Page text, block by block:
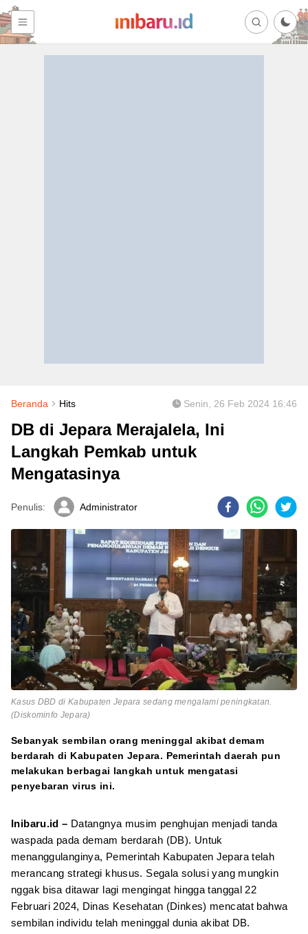
Beranda Hits Senin, 26 Feb 2024 16:46
DB di Jepara Merajalela, Ini
Langkah Pemkab untuk
Mengatasinya
Penulis: Administrator
Kasus DBD di Kabupaten Jepara sedang mengalami peningkatan.
(Diskominfo Jepara)
Sebanyak sembilan orang meninggal akibat demam
berdarah di Kabupaten Jepara. Pemerintah daerah pun
melakukan berbagai langkah untuk mengatasi
penyebaran virus ini.
Inibaru.id – Datangnya musim penghujan menjadi tanda
waspada pada demam berdarah (DB). Untuk
menanggulanginya, Pemerintah Kabupaten Jepara telah
merancang strategi khusus. Segala solusi yang mungkin
nggak bisa ditawar lagi mengingat hingga tanggal 22
Februari 2024, Dinas Kesehatan (Dinkes) mencatat bahwa
sembilan individu telah meninggal dunia akibat DB.